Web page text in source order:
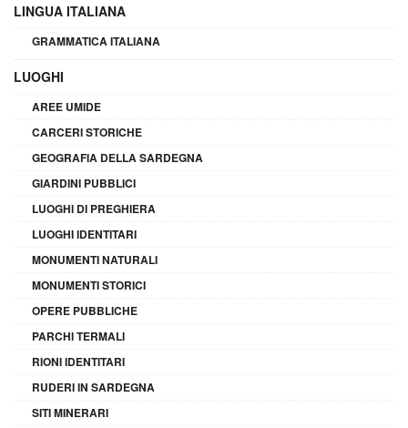
LINGUA ITALIANA
GRAMMATICA ITALIANA
LUOGHI
AREE UMIDE
CARCERI STORICHE
GEOGRAFIA DELLA SARDEGNA
GIARDINI PUBBLICI
LUOGHI DI PREGHIERA
LUOGHI IDENTITARI
MONUMENTI NATURALI
MONUMENTI STORICI
OPERE PUBBLICHE
PARCHI TERMALI
RIONI IDENTITARI
RUDERI IN SARDEGNA
SITI MINERARI